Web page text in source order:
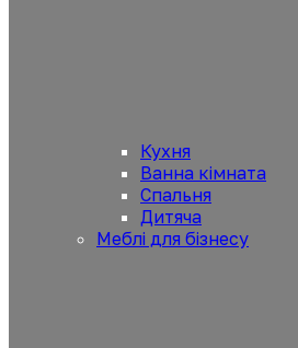
Кухня
Ванна кімната
Спальня
Дитяча
Меблі для бізнесу